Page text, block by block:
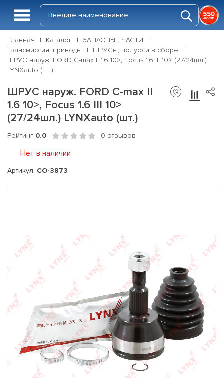
Главная Каталог
ЗАПАСНЫЕ ЧАСТИ
Трансмиссия, приводы
ШРУСы, полуоси в сборе
ШРУС наруж. FORD C-max II 1.6 10>, Focus 1.6 III 10> (27/24шл.)
LYNXauto (шт.)
ШРУС наруж. FORD C-max II
1.6 10>, Focus 1.6 III 10>
(27/24шл.) LYNXauto (шт.)
Рейтинг 0.0 0 отзывов
Нет в наличии
Артикул: CO-3873